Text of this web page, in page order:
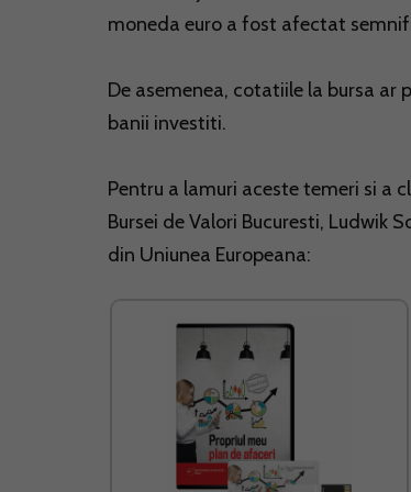
moneda euro a fost afectat
De asemenea, cotatiile la bursa
banii investiti.
Pentru a lamuri aceste temeri si a
Bursei de Valori Bucuresti, Ludwik
din Uniunea Europeana: